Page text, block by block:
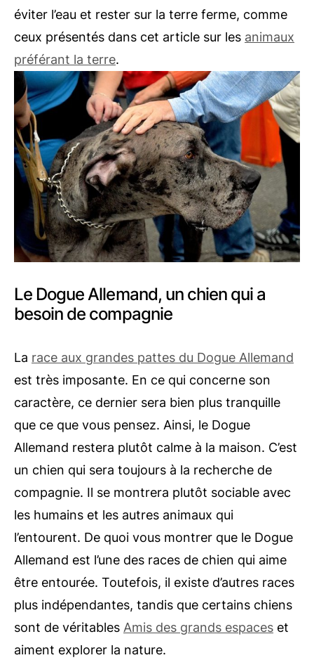
éviter l’eau et rester sur la terre ferme, comme
ceux présentés dans cet article sur les animaux
préférant la terre.
Le Dogue Allemand, un chien qui a
besoin de compagnie
La race aux grandes pattes du Dogue Allemand
est très imposante. En ce qui concerne son
caractère, ce dernier sera bien plus tranquille
que ce que vous pensez. Ainsi, le Dogue
Allemand restera plutôt calme à la maison. C’est
un chien qui sera toujours à la recherche de
compagnie. Il se montrera plutôt sociable avec
les humains et les autres animaux qui
l’entourent. De quoi vous montrer que le Dogue
Allemand est l’une des races de chien qui aime
être entourée. Toutefois, il existe d’autres races
plus indépendantes, tandis que certains chiens
sont de véritables Amis des grands espaces et
aiment explorer la nature.